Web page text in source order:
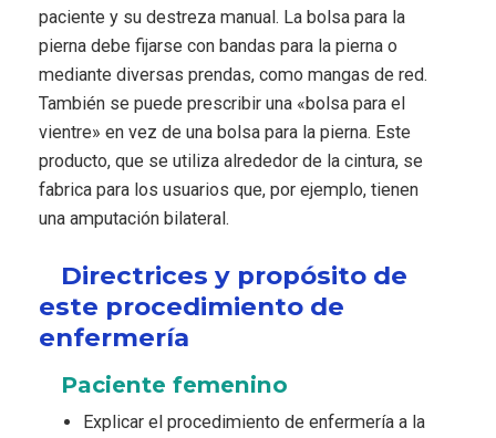
paciente y su destreza manual. La bolsa para la
pierna debe fijarse con bandas para la pierna o
mediante diversas prendas, como mangas de red.
También se puede prescribir una «bolsa para el
vientre» en vez de una bolsa para la pierna. Este
producto, que se utiliza alrededor de la cintura, se
fabrica para los usuarios que, por ejemplo, tienen
una amputación bilateral.
Directrices y propósito de
este procedimiento de
enfermería
Paciente femenino
Explicar el procedimiento de enfermería a la